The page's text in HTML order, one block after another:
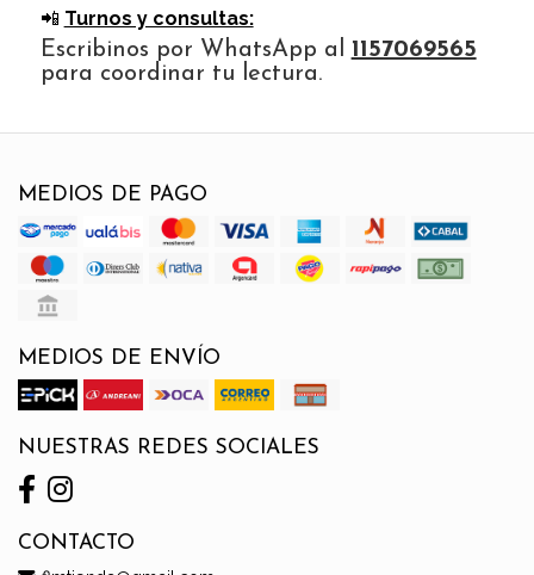
📲 Turnos y consultas:
Escribinos por WhatsApp al 1157069565
para coordinar tu lectura.
MEDIOS DE PAGO
MEDIOS DE ENVÍO
NUESTRAS REDES SOCIALES
CONTACTO